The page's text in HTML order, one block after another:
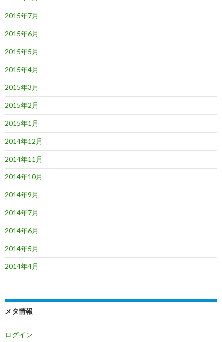
2015年7月
2015年6月
2015年5月
2015年4月
2015年3月
2015年2月
2015年1月
2014年12月
2014年11月
2014年10月
2014年9月
2014年7月
2014年6月
2014年5月
2014年4月
メタ情報
ログイン